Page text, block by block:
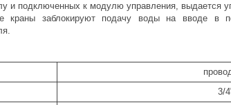
и подключенных к модулю управления, выдается
заблокируют подачу воды на вводе в
3/